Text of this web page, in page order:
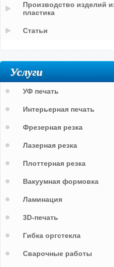
Производство изделий
пластика
Статьи
Услуги
УФ печать
Интерьерная печать
Фрезерная резка
Лазерная резка
Плоттерная резка
Вакуумная формовка
Ламинация
3D-печать
Гибка оргстекла
Сварочные работы